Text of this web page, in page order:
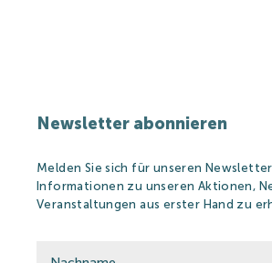
Heilbad
Heilwasser
Heilbehandlungen
Newsletter abonnieren
Melden Sie sich für unseren Newsletter
Informationen zu unseren Aktionen,
Veranstaltungen aus erster Hand zu